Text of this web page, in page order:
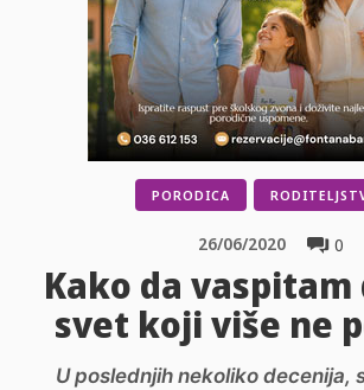
PORODICA
0
26/06/2020
Kako da vaspitam
svet koji više ne
U poslednjih nekoliko decenija,